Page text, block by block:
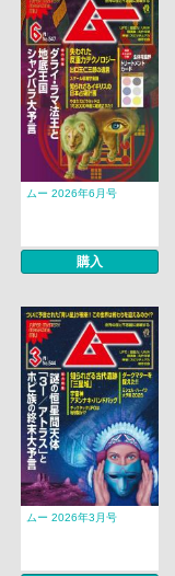
ムー 2026年6月号
購入
ムー 2026年3月号